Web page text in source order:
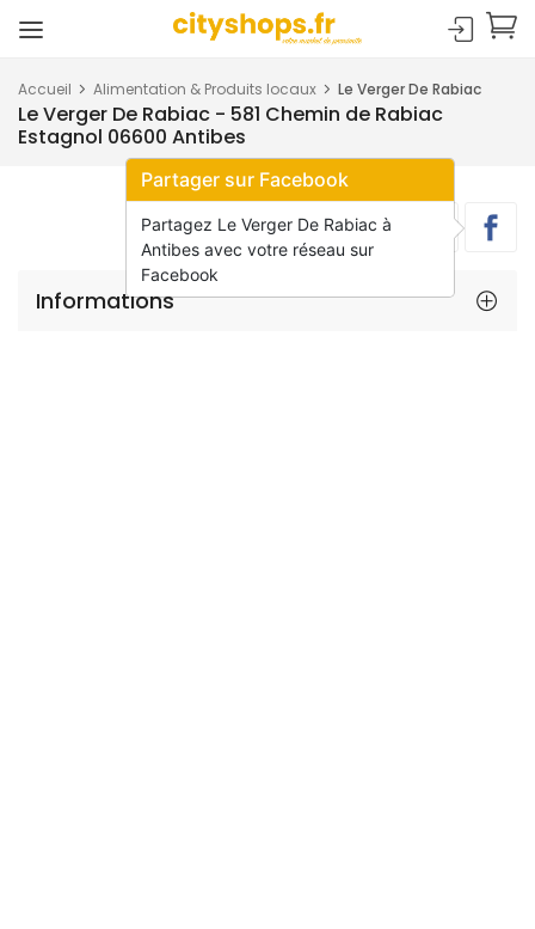
Accueil Alimentation & Produits locaux Le Verger De Rabiac
Le Verger De Rabiac - 581 Chemin de Rabiac
Estagnol 06600 Antibes
Informations
Partager sur Facebook
Partagez Le Verger De Rabiac à
Antibes avec votre réseau sur
Facebook